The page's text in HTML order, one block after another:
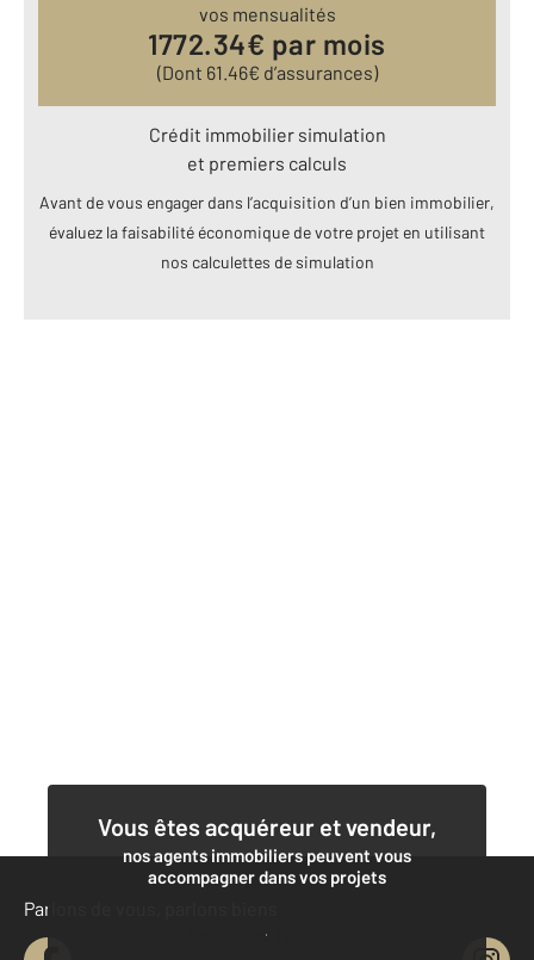
vos mensualités
1772.34€ par mois
(Dont 61.46€ d’assurances)
Crédit immobilier simulation
et premiers calculs
Avant de vous engager dans l’acquisition d’un bien immobilier,
évaluez la faisabilité économique de votre projet en utilisant
nos calculettes de simulation
Vous êtes acquéreur et vendeur,
nos agents immobiliers peuvent vous
accompagner dans vos projets
Contacter l'agence
Parlons de vous, parlons biens